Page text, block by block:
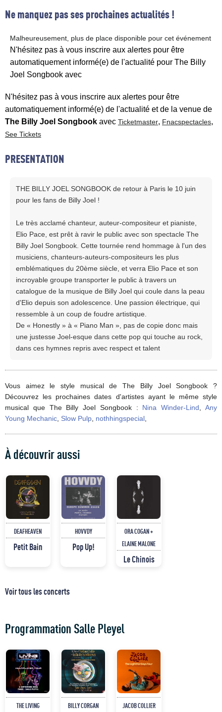
Ne manquez pas ses prochaines actualités !
Malheureusement, plus de place disponible pour cet événement
N'hésitez pas à vous inscrire aux alertes pour être
automatiquement informé(e) de l'actualité pour The Billy
Joel Songbook avec
N'hésitez pas à vous inscrire aux alertes pour être
automatiquement informé(e) de l'actualité et de la venue de
The Billy Joel Songbook avec Ticketmaster, Fnacspectacles,
See Tickets
PRESENTATION
THE BILLY JOEL SONGBOOK de retour à Paris le 10 juin
pour les fans de Billy Joel !
Le très acclamé chanteur, auteur-compositeur et pianiste,
Elio Pace, est prêt à ravir le public avec son spectacle The
Billy Joel Songbook. Cette tournée rend hommage à l'un des
musiciens, chanteurs-auteurs-compositeurs les plus
emblématiques du 20ème siècle, et verra Elio Pace et son
incroyable groupe transporter le public à travers un
catalogue de la musique de Billy Joel qui coule dans la peau
d'Elio depuis son adolescence. Une passion électrique, qui
ressemble à un coup de foudre artistique.
De « Honestly » à « Piano Man », pas de copie donc mais
une justesse Joel-esque dans cette pop qui touche au rock,
dans ces hymnes repris avec respect et talent
Vous aimez le style musical de The Billy Joel Songbook ?
Découvrez les prochaines dates d'artistes ayant le même style
musical que The Billy Joel Songbook : Nina Winder-Lind ,Any
Young Mechanic Slow Pulp nothhingspecial
À découvrir aussi
DEAFHEAVEN
Petit Bain
HOVVDY
Pop Up!
ORA COGAN +
ELAINE MALONE
Le Chinois
Voir tous les concerts
Programmation Salle Pleyel
THE LIVING BILLY CORGAN JACOB COLLIER